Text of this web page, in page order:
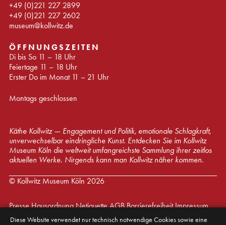
+49 (0)221 227 2899
+49 (0)221 227 2602
museum@kollwitz.de
ÖFFNUNGSZEITEN
Di bis So 11 – 18 Uhr
Feiertage 11 – 18 Uhr
Erster Do im Monat 11 – 21 Uhr
Montags geschlossen
Käthe Kollwitz — Engagement und Politik, emotionale Schlagkraft,
unverwechselbar eindringliche Kunst. Entdecken Sie im Kollwitz
Museum Köln die weltweit umfangreichste Sammlung ihrer zeitlos
aktuellen Werke. Nirgends kann man Kollwitz näher kommen.
© Kollwitz Museum Köln 2026
Presse Hausordnung Netiquette AGB Barrierefreiheit Impressum
Datenschutz
Diese Website verwendet nur technisch notwendige Cookies sowie eine